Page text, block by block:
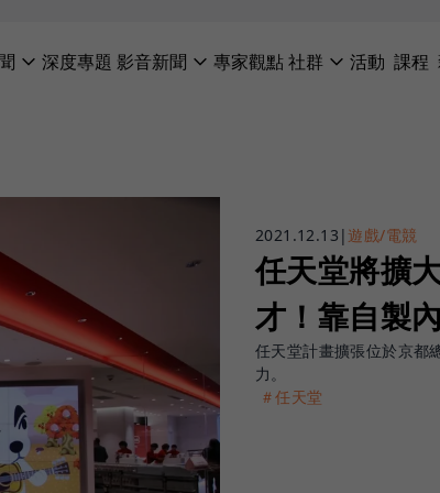
深度專題 影音新聞 專家觀點社群 活動 課程
2021.12.13 |遊戲/電競
任天堂將擴
才！靠自製
任天堂計畫擴張位於京都
力。
＃任天堂